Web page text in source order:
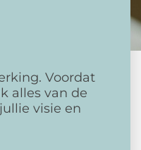
Voordat
alles van de
visie en